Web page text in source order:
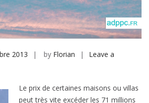
b
i
l
2013 by Florian
Leave a
Le prix de certaines maisons ou villas
peut très vite excéder les 71 millions